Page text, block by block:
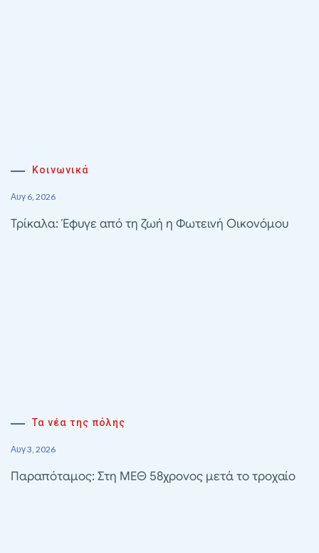
Κοινωνικά
Αυγ 6, 2026
Τρίκαλα: Έφυγε από τη ζωή η Φωτεινή Οικονόμου
Τα νέα της πόλης
Αυγ 3, 2026
Παραπόταμος: Στη ΜΕΘ 58χρονος μετά το τροχαίο